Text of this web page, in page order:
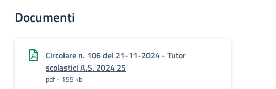
Documenti
Circolare n. 106 del 21-11-2024 - Tutor
scolastici A.S. 2024 25
pdf - 155 kb